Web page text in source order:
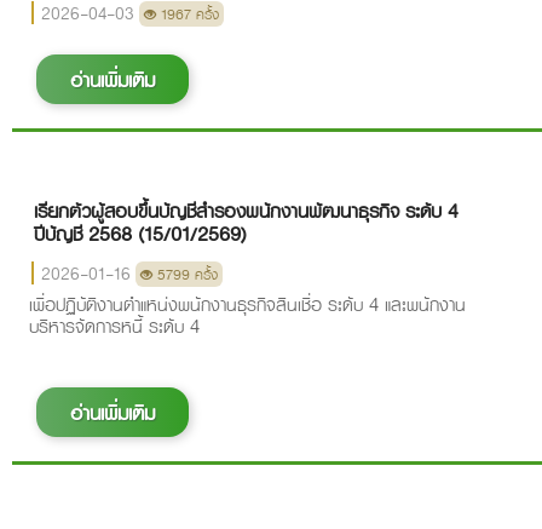
2026-04-03 1967 ครั้ง
อ่านเพิ่มเติม
เรียกตัวผู้สอบขึ้นบัญชีสำรองพนักงานพัฒนาธุรกิจ ระดับ 4
ปีบัญชี 2568 (15/01/2569)
2026-01-16 5799 ครั้ง
เพื่อปฏิบัติงานตำแหน่งพนักงานธุรกิจสินเชื่อ ระดับ 4 และพนักงาน
บริหารจัดการหนี้ ระดับ 4
อ่านเพิ่มเติม